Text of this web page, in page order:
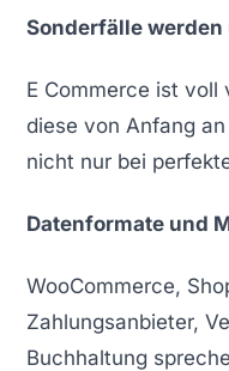
Sonderfälle
E Commerce ist voll
diese von Anfang
nicht nur bei
Datenformate und
WooCommerce,
Zahlungsanbieter,
Buchhaltung